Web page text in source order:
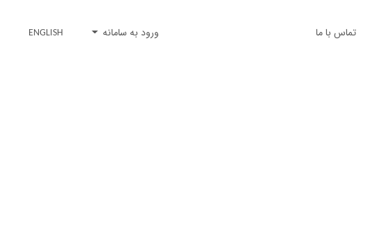
تماس با ما ورود به سامانه ENGLISH